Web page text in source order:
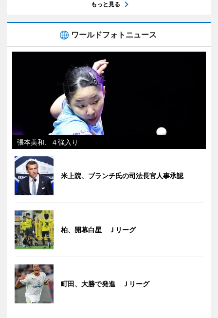
もっと見る
ワールドフォトニュース
張本美和、４強入り
米上院、ブランチ氏の司法長官人事承認
柏、開幕白星 Ｊリーグ
町田、大勝で発進 Ｊリーグ